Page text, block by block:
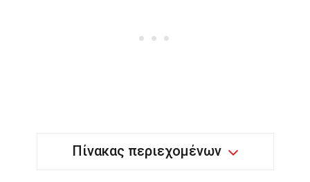
Πίνακας περιεχομένων